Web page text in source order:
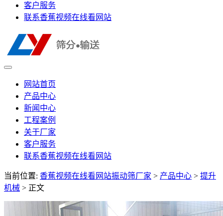
客户服务
联系香蕉视频在线看网站
网站首页
产品中心
新闻中心
工程案例
关于厂家
客户服务
联系香蕉视频在线看网站
当前位置: 香蕉视频在线看网站振动筛厂家 > 产品中心 > 提升
机械 > 正文